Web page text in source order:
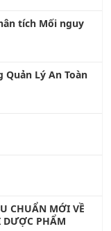
Quản Lý An Toàn
CHUẨN MỚI VỀ
PHẨM